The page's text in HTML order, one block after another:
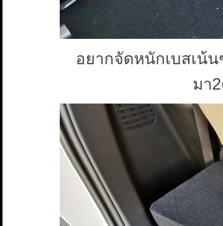
อยากจัดหนักเบสเน้น
มา